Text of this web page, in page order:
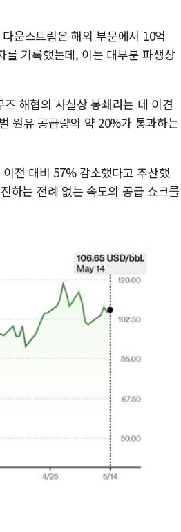
운스트림은 해외 부문에서 10억
를 기록했는데, 이는 대부분 파생상
해협의 사실상 봉쇄라는 데 이견
원유 공급량의 약 20%가 통과하는
전 대비 57% 감소했다고 추산했
하는 전례 없는 속도의 공급 쇼크를